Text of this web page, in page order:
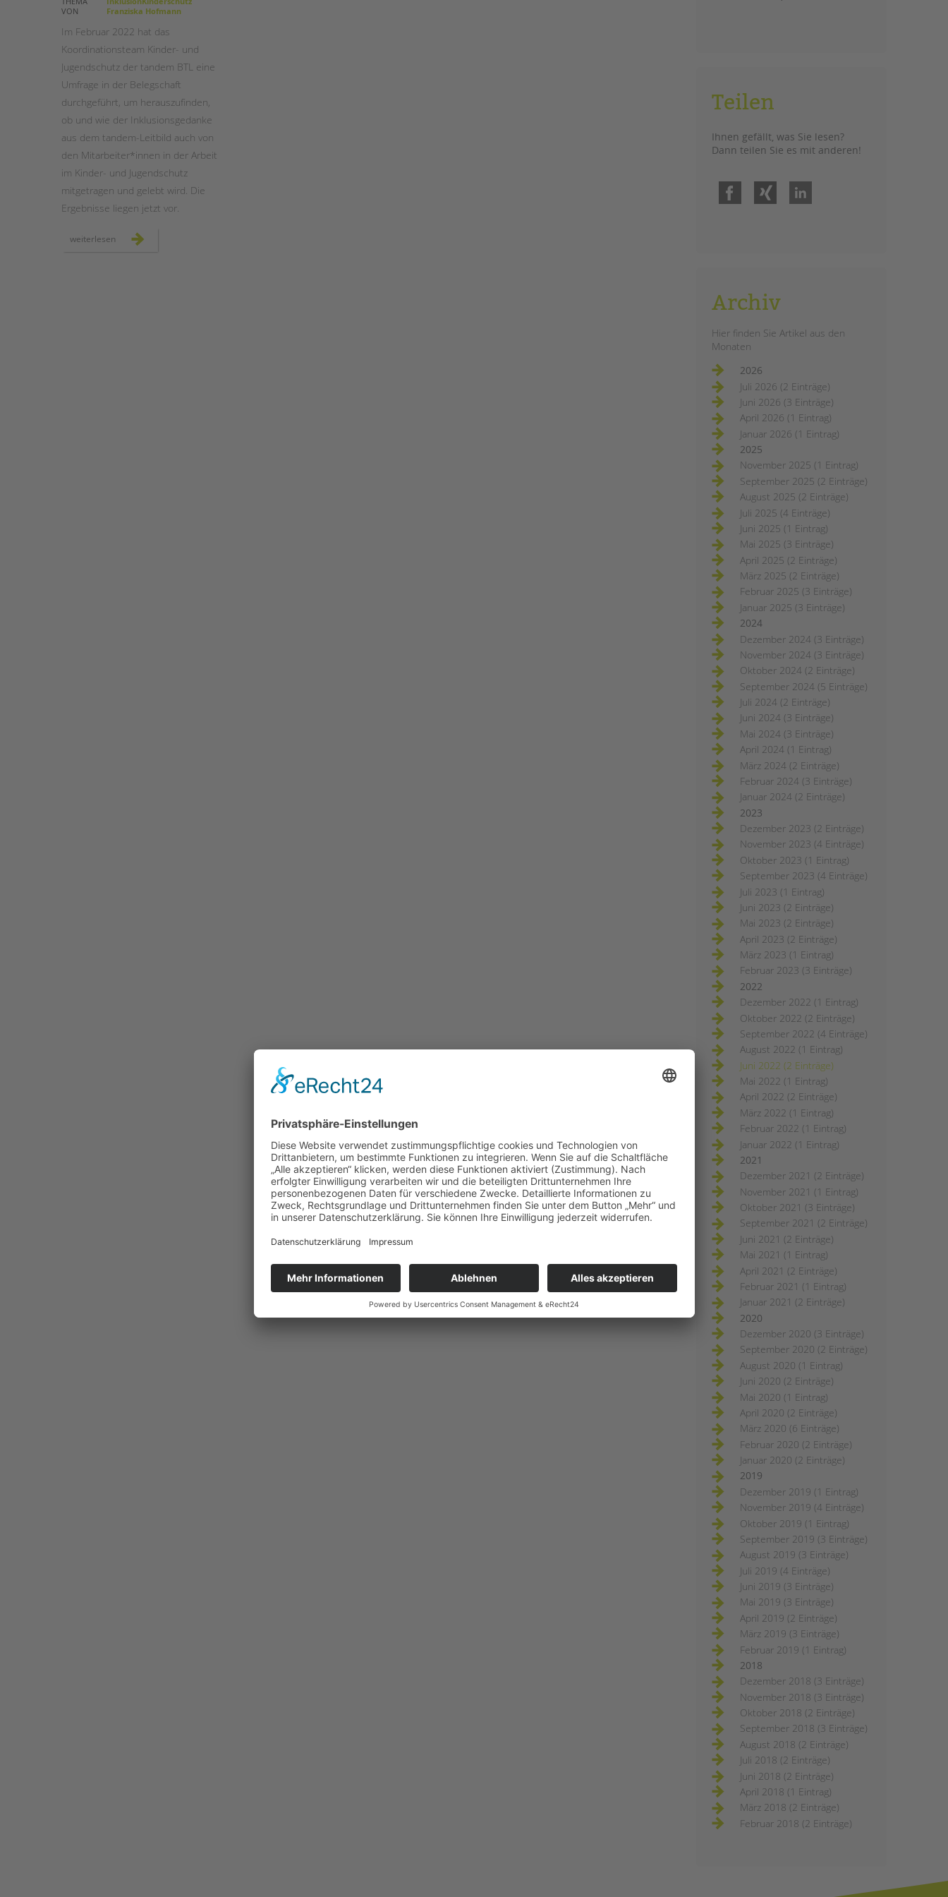
VON
Franziska Hofmann
Im Februar 2022 hat das
Koordinationsteam Kinder- und
Jugendschutz der tandem BTL eine
Umfrage in der Belegschaft
durchgeführt, um herauszufinden,
ob und wie der Inklusionsgedanke
aus dem tandem-Leitbild auch von
den Mitarbeiter*innen in der Arbeit
im Kinder- und Jugendschutz
mitgetragen und gelebt wird. Die
Ergebnisse liegen jetzt vor.
weiterlesen umfrage
Teilen
Ihnen gefällt, was Sie lesen?
Dann teilen Sie es mit anderen!
Facebook
Archiv
Hier finden Sie Artikel aus den
Monaten
2026
Juli 2026 (2 Einträge)
Juni 2026 (3 Einträge)
April 2026 (1 Eintrag)
Januar 2026 (1 Eintrag)
2025
November 2025 (1 Eintrag)
September 2025 (2 Einträge)
August 2025 (2 Einträge)
Juli 2025 (4 Einträge)
Juni 2025 (1 Eintrag)
Mai 2025 (3 Einträge)
April 2025 (2 Einträge)
März 2025 (2 Einträge)
Februar 2025 (3 Einträge)
Januar 2025 (3 Einträge)
2024
Dezember 2024 (3 Einträge)
November 2024 (3 Einträge)
Oktober 2024 (2 Einträge)
September 2024 (5 Einträge)
Juli 2024 (2 Einträge)
Juni 2024 (3 Einträge)
Mai 2024 (3 Einträge)
April 2024 (1 Eintrag)
März 2024 (2 Einträge)
Februar 2024 (3 Einträge)
Januar 2024 (2 Einträge)
2023
Dezember 2023 (2 Einträge)
November 2023 (4 Einträge)
Oktober 2023 (1 Eintrag)
September 2023 (4 Einträge)
Juli 2023 (1 Eintrag)
Juni 2023 (2 Einträge)
Mai 2023 (2 Einträge)
April 2023 (2 Einträge)
März 2023 (1 Eintrag)
Februar 2023 (3 Einträge)
2022
Dezember 2022 (1 Eintrag)
Oktober 2022 (2 Einträge)
September 2022 (4 Einträge)
August 2022 (1 Eintrag)
Juni 2022 (2 Einträge)
Mai 2022 (1 Eintrag)
April 2022 (2 Einträge)
März 2022 (1 Eintrag)
Februar 2022 (1 Eintrag)
Januar 2022 (1 Eintrag)
2021
Dezember 2021 (2 Einträge)
November 2021 (1 Eintrag)
Oktober 2021 (3 Einträge)
September 2021 (2 Einträge)
Juni 2021 (2 Einträge)
Mai 2021 (1 Eintrag)
April 2021 (2 Einträge)
Februar 2021 (1 Eintrag)
Januar 2021 (2 Einträge)
2020
Dezember 2020 (3 Einträge)
September 2020 (2 Einträge)
August 2020 (1 Eintrag)
Juni 2020 (2 Einträge)
Mai 2020 (1 Eintrag)
April 2020 (2 Einträge)
März 2020 (6 Einträge)
Februar 2020 (2 Einträge)
Januar 2020 (2 Einträge)
2019
Dezember 2019 (1 Eintrag)
November 2019 (4 Einträge)
Oktober 2019 (1 Eintrag)
September 2019 (3 Einträge)
August 2019 (3 Einträge)
Juli 2019 (4 Einträge)
Juni 2019 (3 Einträge)
Mai 2019 (3 Einträge)
April 2019 (2 Einträge)
März 2019 (3 Einträge)
Februar 2019 (1 Eintrag)
2018
Dezember 2018 (3 Einträge)
November 2018 (3 Einträge)
Oktober 2018 (2 Einträge)
September 2018 (3 Einträge)
August 2018 (2 Einträge)
Juli 2018 (2 Einträge)
Juni 2018 (2 Einträge)
April 2018 (1 Eintrag)
März 2018 (2 Einträge)
Februar 2018 (2 Einträge)